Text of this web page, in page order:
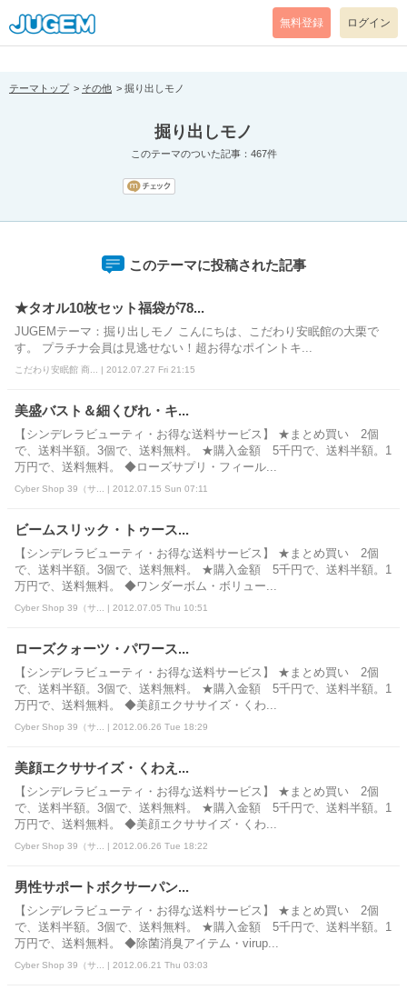
[pear_error: message="Success" code=0 mode=return level=notice
prefix="" info=""]
無料登録 ログイン
テーマトップ その他 掘り出しモノ
掘り出しモノ
このテーマのついた記事：467件
このテーマに投稿された記事
★タオル10枚セット福袋が78...
JUGEMテーマ：掘り出しモノ こんにちは、こだわり安眠館の大栗で
す。 プラチナ会員は見逃せない！超お得なポイントキ...
こだわり安眠館 商... | 2012.07.27 Fri 21:15
美盛バスト＆細くびれ・キ...
【シンデレラビューティ・お得な送料サービス】 ★まとめ買い 2個
で、送料半額。3個で、送料無料。 ★購入金額 5千円で、送料半額。1
万円で、送料無料。 ◆ローズサプリ・フィール...
Cyber Shop 39（サ... | 2012.07.15 Sun 07:11
ビームスリック・トゥース...
【シンデレラビューティ・お得な送料サービス】 ★まとめ買い 2個
で、送料半額。3個で、送料無料。 ★購入金額 5千円で、送料半額。1
万円で、送料無料。 ◆ワンダーボム・ボリュー...
Cyber Shop 39（サ... | 2012.07.05 Thu 10:51
ローズクォーツ・パワース...
【シンデレラビューティ・お得な送料サービス】 ★まとめ買い 2個
で、送料半額。3個で、送料無料。 ★購入金額 5千円で、送料半額。1
万円で、送料無料。 ◆美顔エクササイズ・くわ...
Cyber Shop 39（サ... | 2012.06.26 Tue 18:29
美顔エクササイズ・くわえ...
【シンデレラビューティ・お得な送料サービス】 ★まとめ買い 2個
で、送料半額。3個で、送料無料。 ★購入金額 5千円で、送料半額。1
万円で、送料無料。 ◆美顔エクササイズ・くわ...
Cyber Shop 39（サ... | 2012.06.26 Tue 18:22
男性サポートボクサーパン...
【シンデレラビューティ・お得な送料サービス】 ★まとめ買い 2個
で、送料半額。3個で、送料無料。 ★購入金額 5千円で、送料半額。1
万円で、送料無料。 ◆除菌消臭アイテム・virup...
Cyber Shop 39（サ... | 2012.06.21 Thu 03:03